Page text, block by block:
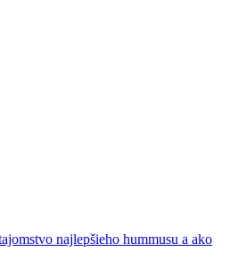
najlepšieho hummusu a ako